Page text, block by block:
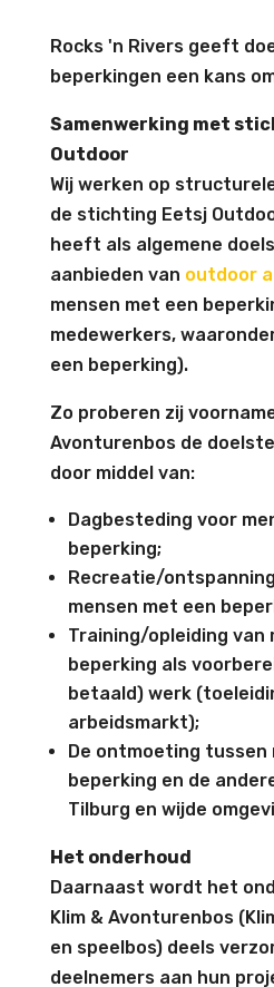
Rocks 'n Rivers geeft
beperkingen een kans
Samenwerking met
Outdoor
Wij werken op
de stichting Eetsj
heeft als algemene
aanbieden van outdoor
mensen met een
medewerkers,
een beperking).
Zo proberen zij
Avonturenbos de
door middel van:
Dagbesteding voor
beperking;
Recreatie/
mensen met een
Training/opleiding van
beperking als
betaald) werk
arbeidsmarkt);
De ontmoeting tussen
beperking en de
Tilburg en wijde
Het onderhoud
Daarnaast wordt het
Klim & Avonturenbos
en speelbos) deels
deelnemers aan hun